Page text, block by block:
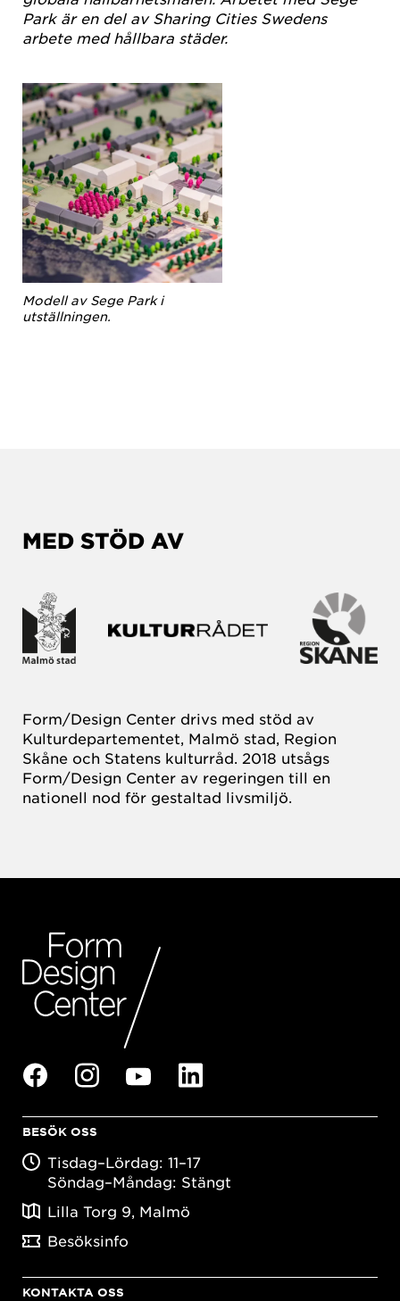
Park är en del av Sharing Cities Swedens
arbete med hållbara städer.
Modell av Sege Park i
utställningen.
MED STÖD AV
Form/Design Center drivs med stöd av
Kulturdepartementet, Malmö stad, Region
Skåne och Statens kulturråd. 2018 utsågs
Form/Design Center av regeringen till en
nationell nod för gestaltad livsmiljö.
BESÖK OSS
Tisdag–Lördag: 11–17
Söndag–Måndag: Stängt
Lilla Torg 9, Malmö
Besöksinfo
KONTAKTA OSS